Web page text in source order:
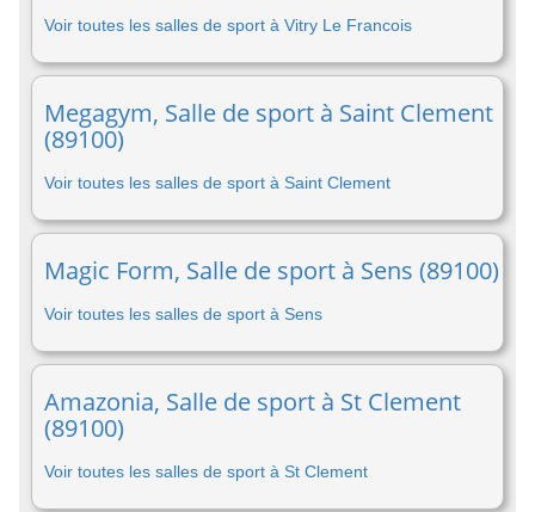
Voir toutes les salles de sport à Vitry Le Francois
Megagym, Salle de sport à Saint Clement
(89100)
Voir toutes les salles de sport à Saint Clement
Magic Form, Salle de sport à Sens (89100)
Voir toutes les salles de sport à Sens
Amazonia, Salle de sport à St Clement
(89100)
Voir toutes les salles de sport à St Clement